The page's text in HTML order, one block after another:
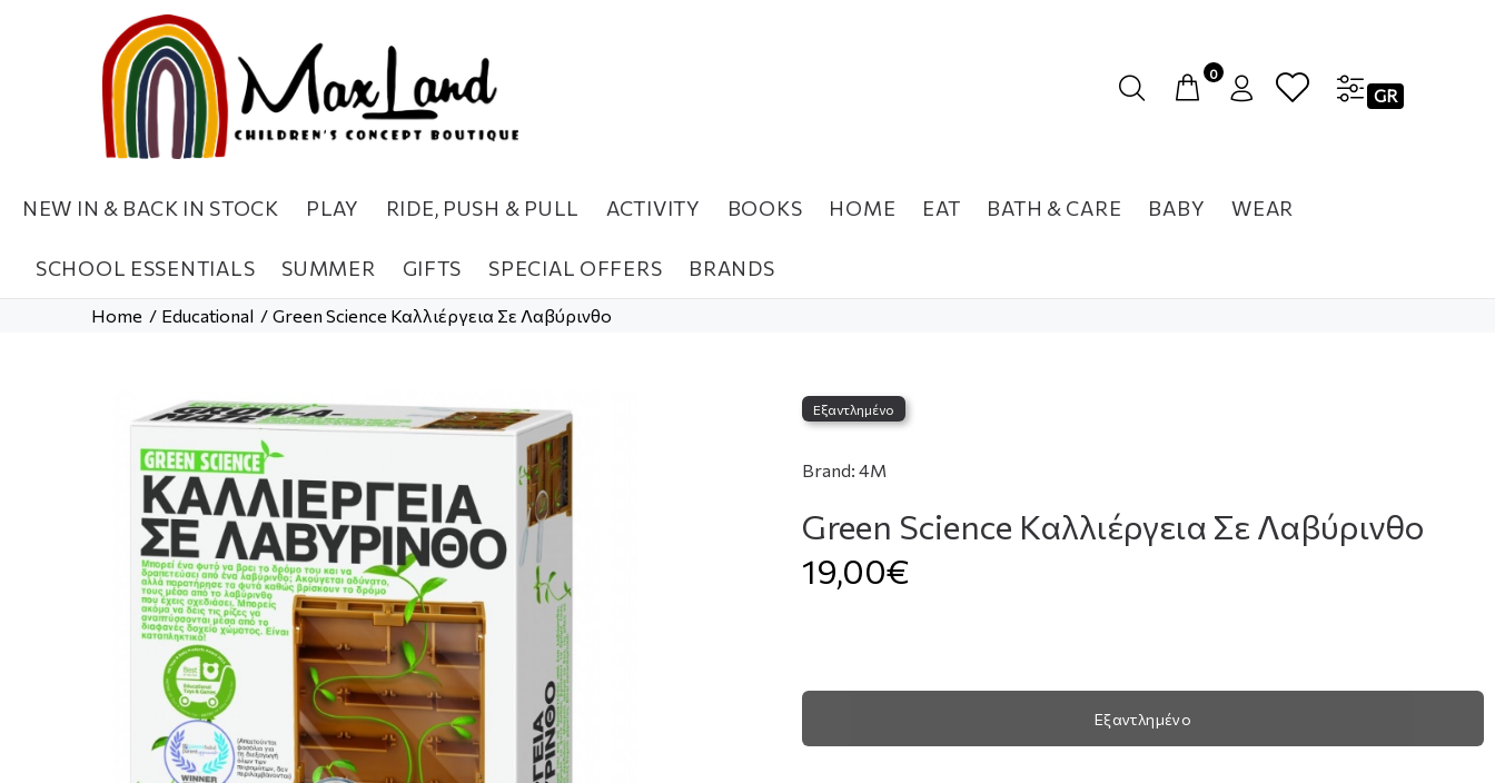
0
GR
NEW IN & BACK IN STOCK PLAY RIDE, PUSH & PULL ACTIVITY BOOKS HOME EAT BATH & CARE BABY WEAR
SCHOOL ESSENTIALS SUMMER GIFTS SPECIAL OFFERS BRANDS
Home Educational Green Science Καλλιέργεια Σε Λαβύρινθο
Εξαντλημένο
Brand: 4M
Green Science Καλλιέργεια Σε Λαβύρινθο
19,00€
Εξαντλημένο